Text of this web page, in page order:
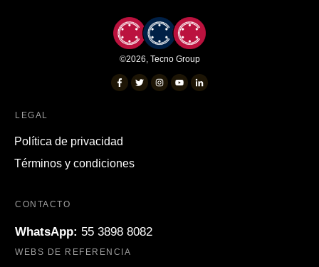
©2026, Tecno Group
LEGAL
Política de privacidad
Términos y condiciones
CONTACTO
WhatsApp: 55 3898 8082
WEBS DE REFERENCIA